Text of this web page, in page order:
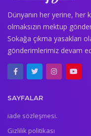
Dünyanın her yerine, her
olmaksızın mektup
Sokağa çıkma yasakları
gönderimlerimiz devam
SAYFALAR
iade sözleşmesi.
Gizlilik politikası